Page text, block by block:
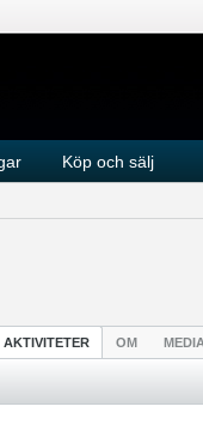
Köp och sälj
AKTIVITETER OM MEDIA